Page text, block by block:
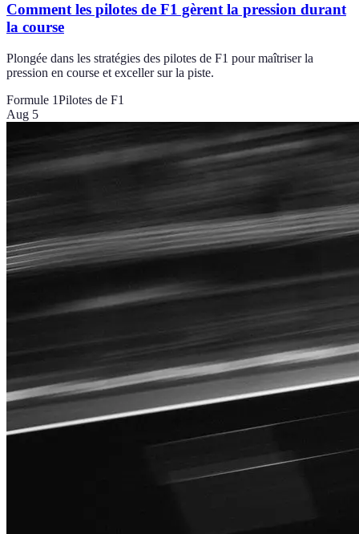
Comment les pilotes de F1 gèrent la pression durant
la course
Plongée dans les stratégies des pilotes de F1 pour maîtriser la
pression en course et exceller sur la piste.
Formule 1Pilotes de F1
Aug 5